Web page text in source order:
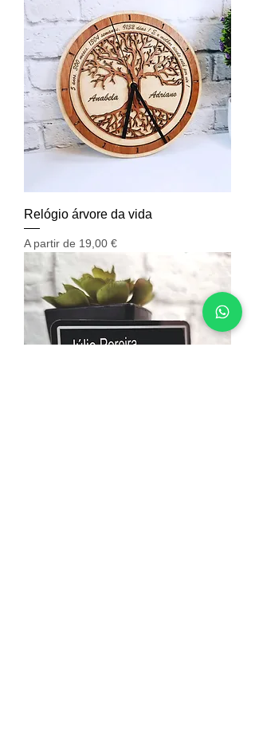
Relógio árvore da vida
A partir de 19,00 €
Preço promocional